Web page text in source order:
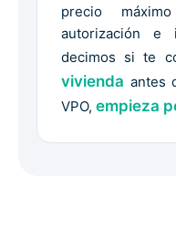
precio
autorización
decimos si te
vivienda antes
VPO, empieza